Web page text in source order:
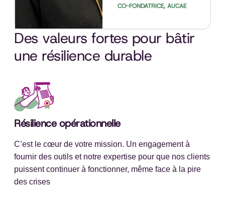
CO-FONDATRICE, AUCAE
Des valeurs fortes pour bâtir
une résilience durable
Résilience opérationnelle
C’est le cœur de votre mission. Un engagement à
fournir des outils et notre expertise pour que nos clients
puissent continuer à fonctionner, même face à la pire
des crises